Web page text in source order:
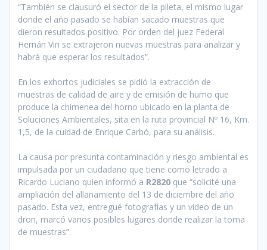
“También se clausuró el sector de la pileta, el mismo lugar
donde el año pasado se habían sacado muestras que
dieron resultados positivo. Por orden del juez Federal
Hernán Viri se extrajeron nuevas muestras para analizar y
habrá que esperar los resultados”.
En los exhortos judiciales se pidió la extracción de
muestras de calidad de aire y de emisión de humo que
produce la chimenea del horno ubicado en la planta de
Soluciones Ambientales, sita en la ruta provincial Nº 16, Km.
1,5, de la cuidad de Enrique Carbó, para su análisis.
La causa por presunta contaminación y riesgo ambiental es
impulsada por un ciudadano que tiene como letrado a
Ricardo Luciano quien informó a R2820 que “solicité una
ampliación del allanamiento del 13 de diciembre del año
pasado. Esta vez, entregué fotografías y un video de un
dron, marcó varios posibles lugares donde realizar la toma
de muestras”.